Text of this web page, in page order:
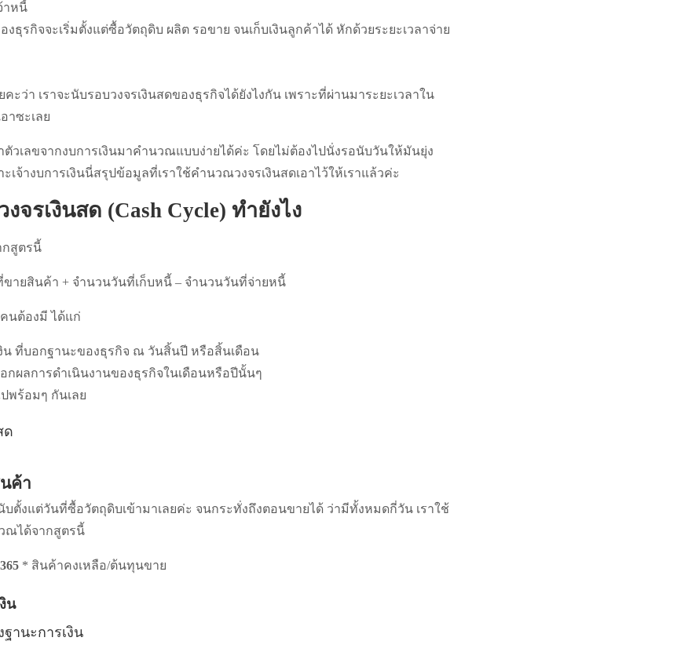
าหนี้
ธุรกิจจะเริ่มตั้งแต่ซื้อวัตถุดิบ ผลิต รอขาย จนเก็บเงินลูกค้าได้ หักด้วยระยะเวลาจ่าย
ว่า เราจะนับรอบวงจรเงินสดของธุรกิจได้ยังไงกัน เพราะที่ผ่านมาระยะเวลาใน
าซะเลย
ตัวเลขจากงบการเงินมาคำนวณแบบง่ายได้ค่ะ โดยไม่ต้องไปนั่งรอนับวันให้มันยุ่ง
เจ้างบการเงินนี่สรุปข้อมูลที่เราใช้คำนวณวงจรเงินสดเอาไว้ให้เราแล้วค่ะ
จรเงินสด (Cash Cycle) ทำยังไง
กสูตรนี้
ขายสินค้า + จำนวนวันที่เก็บหนี้ – จำนวนวันที่จ่ายหนี้
นต้องมี ได้แก่
น ที่บอกฐานะของธุรกิจ ณ วันสิ้นปี หรือสิ้นเดือน
กผลการดำเนินงานของธุรกิจในเดือนหรือปีนั้นๆ
พร้อมๆ กันเลย
ค้า
ตั้งแต่วันที่ซื้อวัตถุดิบเข้ามาเลยค่ะ จนกระทั่งถึงตอนขายได้ ว่ามีทั้งหมดกี่วัน เราใช้
ณได้จากสูตรนี้
365 * สินค้าคงเหลือ/ต้นทุนขาย
น
านะการเงิน